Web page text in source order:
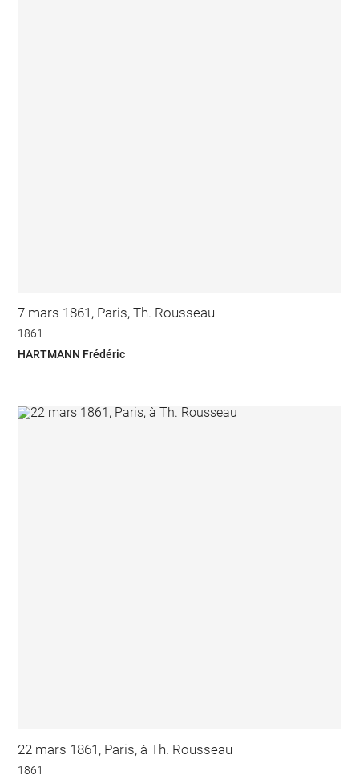
7 mars 1861, Paris, Th. Rousseau
1861
HARTMANN Frédéric
22 mars 1861, Paris, à Th. Rousseau
1861